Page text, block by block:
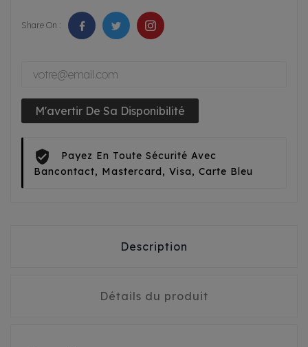
Share On :
M'avertir De Sa Disponibilité
Payez En Toute Sécurité Avec
Bancontact, Mastercard, Visa, Carte Bleu
Description
Détails du produit